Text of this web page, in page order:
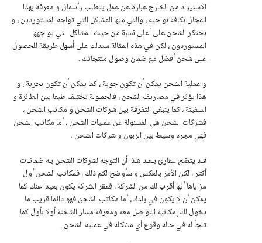
الاستيراد من الخارج عبارة عن عمل يتطلب رأسمال و معرفة بهذا
المجال بكافة نواحيه ، والتي منها المشاكل التي تواجه المستوردين ، و
يحتكر الشحن على أعلى نسبة من حيث المشاكل التي يواجهها
المستوردون ، لكن في هذه المقالة سندلك على أسهل طريقة للحصول
على شحن أفضل مع ضمان وصول منتجاتك .
و عملية الشحن يمكن أن تكون جوية ، كما يمكن أن تكون بحرية ، و
هذا يؤثر في مصاريف الشحن ، فالحمـولة تختلف طبعا بين الطائرة و
السفينة ، كما ينبغي التفرقة بين شركات الشحن و مكاتب الشحن ،
فشركات الشحن هي المسئولة عن عمليات الشحن ، أما مكاتب الشحن
فهي مجرد وسيط بين الزبون و شركات الشحن .
قـد يتضح للقارئ بـعـد هـذا أن التوجه لشركات الشحن بـه ضمانـات
أكثر ، لكن الأمر بالعكس و سأوضح لكم ذلك ، فمكاتب الشحن أول
مزاياها أنها أقرب لك من الشركة ، فمقر الشركة يكون بعيدا عنك كما
يمكن أن لا يكون في بلدك ، أما مكاتب الشحن فهو دائما قريب ما
يخول لك إمكانية التواصل معه ومعرفة مسار الشحنة أولا بأول كما
تلجأ له في حالة وقوع أي مشكلة في عملية الشحن .